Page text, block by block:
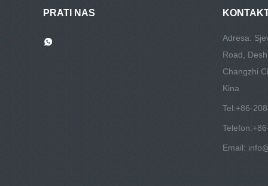
PRATI NAS
Adresa:
Road,
Changzhi
Kina
Tel:+86-
Telefon:
Email: